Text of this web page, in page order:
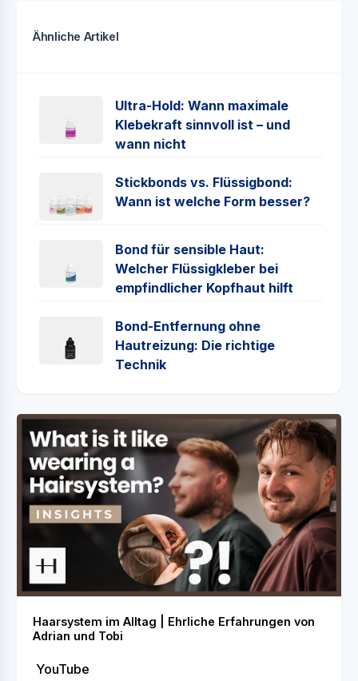
Ähnliche Artikel
Ultra-Hold: Wann maximale
Klebekraft sinnvoll ist – und
wann nicht
Stickbonds vs. Flüssigbond:
Wann ist welche Form besser?
Bond für sensible Haut:
Welcher Flüssigkleber bei
empfindlicher Kopfhaut hilft
Bond-Entfernung ohne
Hautreizung: Die richtige
Technik
Haarsystem im Alltag | Ehrliche Erfahrungen von
Adrian und Tobi
YouTube